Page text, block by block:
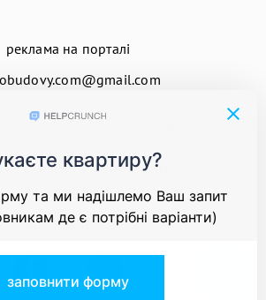
реклама на порталі
недвижимость (компанию)
Енциклопедія Новобудов®
к нам в соцсетях: